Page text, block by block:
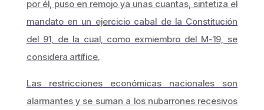
por él, puso en remojo ya unas cuantas, sintetiza el
mandato en un ejercicio cabal de la Constitución
del 91, de la cual, como exmiembro del M-19, se
considera artífice.
Las restricciones económicas nacionales son
alarmantes y se suman a los nubarrones recesivos